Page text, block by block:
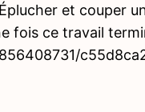
et couper
fois ce travail